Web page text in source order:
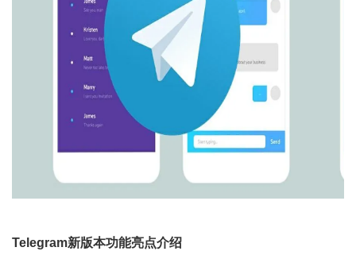
Telegram新版本功能亮点介绍